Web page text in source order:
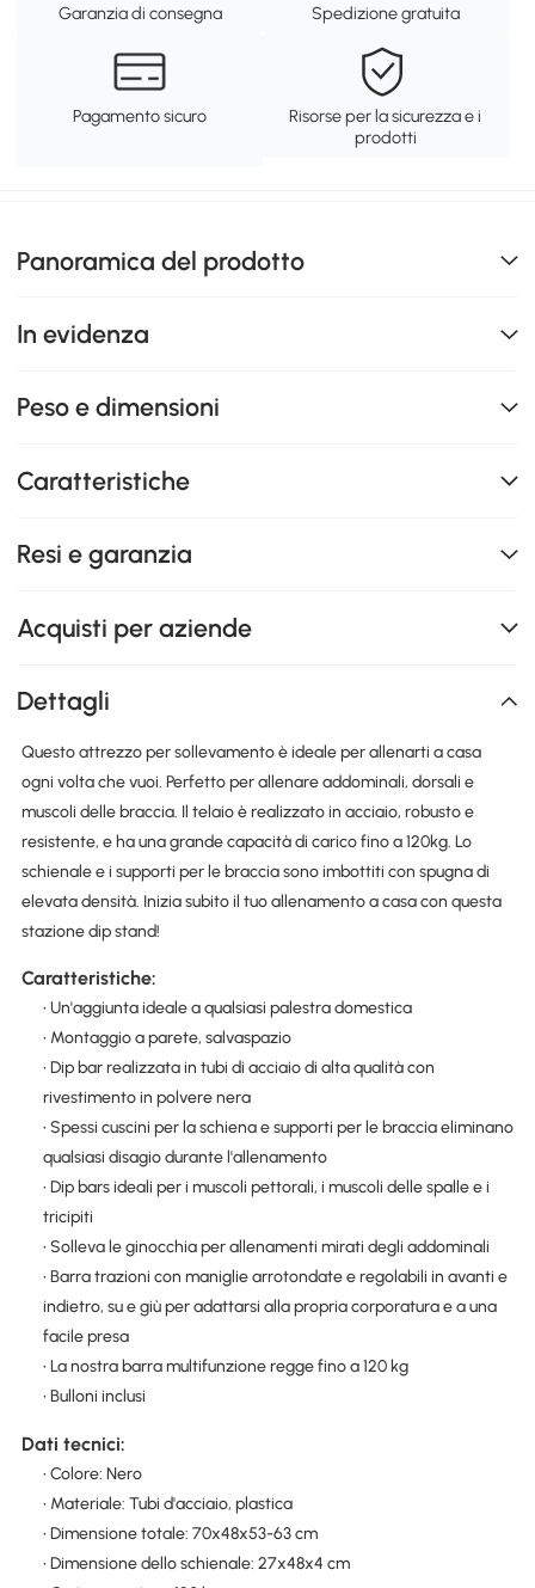
Garanzia di consegna Spedizione gratuita
Pagamento sicuro
Risorse per la sicurezza e i
prodotti
Panoramica del prodotto
In evidenza
Peso e dimensioni
Caratteristiche
Resi e garanzia
Acquisti per aziende
Dettagli
Questo attrezzo per sollevamento è ideale per allenarti a casa
ogni volta che vuoi. Perfetto per allenare addominali, dorsali e
muscoli delle braccia. Il telaio è realizzato in acciaio, robusto e
resistente, e ha una grande capacità di carico fino a 120kg. Lo
schienale e i supporti per le braccia sono imbottiti con spugna di
elevata densità. Inizia subito il tuo allenamento a casa con questa
stazione dip stand!
Caratteristiche:
• Un'aggiunta ideale a qualsiasi palestra domestica
• Montaggio a parete, salvaspazio
• Dip bar realizzata in tubi di acciaio di alta qualità con
rivestimento in polvere nera
• Spessi cuscini per la schiena e supporti per le braccia eliminano
qualsiasi disagio durante l'allenamento
• Dip bars ideali per i muscoli pettorali, i muscoli delle spalle e i
tricipiti
• Solleva le ginocchia per allenamenti mirati degli addominali
• Barra trazioni con maniglie arrotondate e regolabili in avanti e
indietro, su e giù per adattarsi alla propria corporatura e a una
facile presa
• La nostra barra multifunzione regge fino a 120 kg
• Bulloni inclusi
Dati tecnici:
• Colore: Nero
• Materiale: Tubi d'acciaio, plastica
• Dimensione totale: 70x48x53-63 cm
• Dimensione dello schienale: 27x48x4 cm